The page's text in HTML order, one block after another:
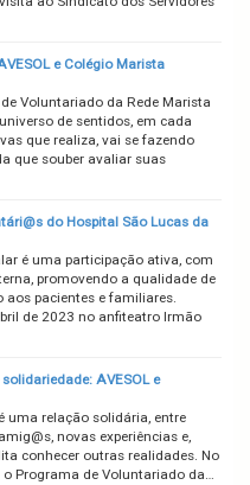
e Colégio Marista
Voluntariado da Rede Marista
de sentidos, em cada
que realiza, vai se fazendo
que souber avaliar suas
do Hospital São Lucas da
é uma participação ativa, com
promovendo a qualidade de
pacientes e familiares.
de 2023 no anfiteatro Irmão
AVESOL e
uma relação solidária, entre
novas experiências e,
conhecer outras realidades. No
Programa de Voluntariado da…